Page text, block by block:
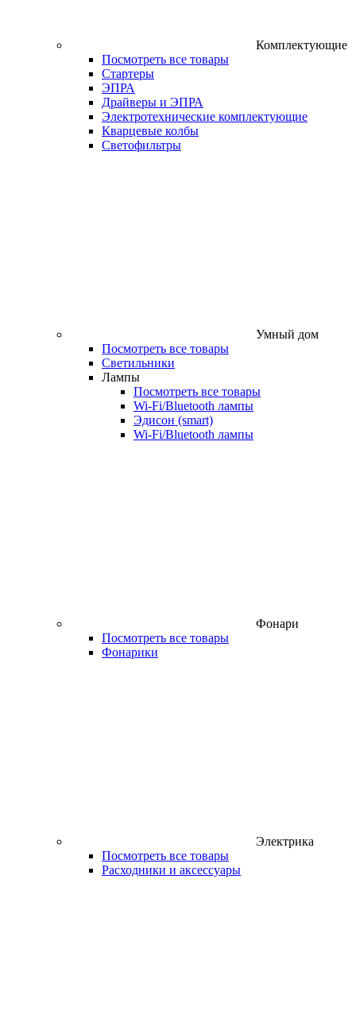
Комплектующие
Посмотреть все товары
Стартеры
ЭПРА
Драйверы и ЭПРА
Электротехнические комплектующие
Кварцевые колбы
Светофильтры
Умный дом
Посмотреть все товары
Светильники
Лампы
Посмотреть все товары
Wi‑Fi/Bluetooth лампы
Эдисон (smart)
Wi-Fi/Bluetooth лампы
Фонари
Посмотреть все товары
Фонарики
Электрика
Посмотреть все товары
Расходники и аксессуары